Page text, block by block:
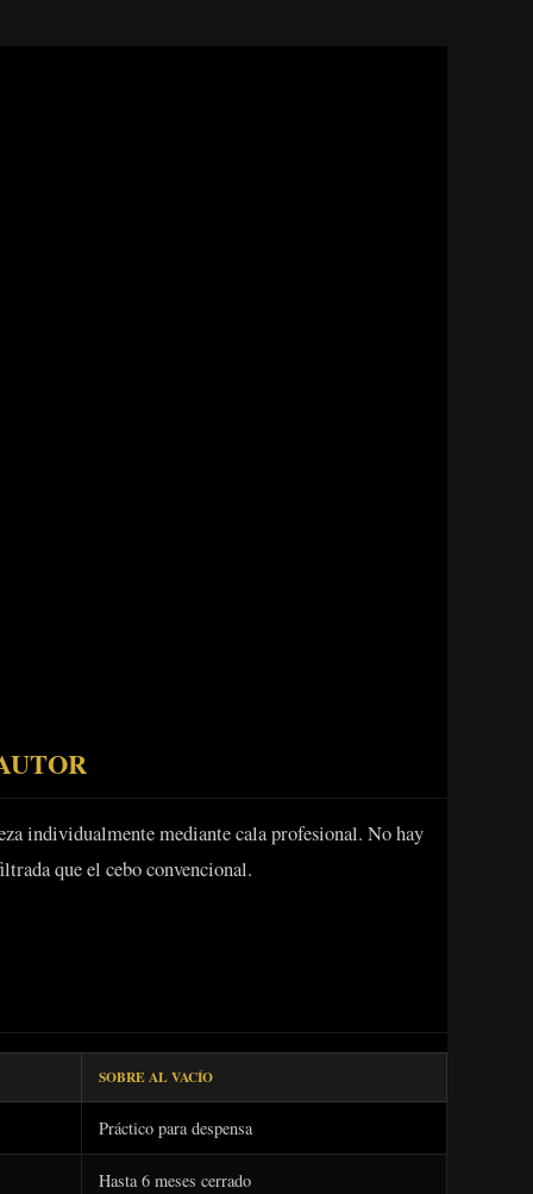
individualmente mediante cala profesional. No hay
que el cebo convencional.
SOBRE AL VACÍO
Práctico para despensa
Hasta 6 meses cerrado